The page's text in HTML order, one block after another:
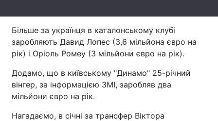
Контакти
Послуги
Більше за українця в каталонському клубі
заробляють Давид Лопес (3,6 мільйона євро на
рік) і Оріоль Ромеу (3 мільйони євро на рік).
Додамо, що в київському "Динамо" 25-річний
вінгер, за інформацією ЗМІ, заробляв два
мільйони євро на рік.
Нагадаємо, в січні за трансфер Віктора